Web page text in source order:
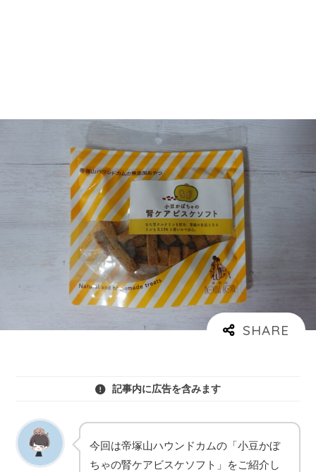
記事内に広告を含みます
今回は帝塚山ハウンドカムの「小豆かぼ
ちゃの腎ケアビスケソフト」をご紹介し